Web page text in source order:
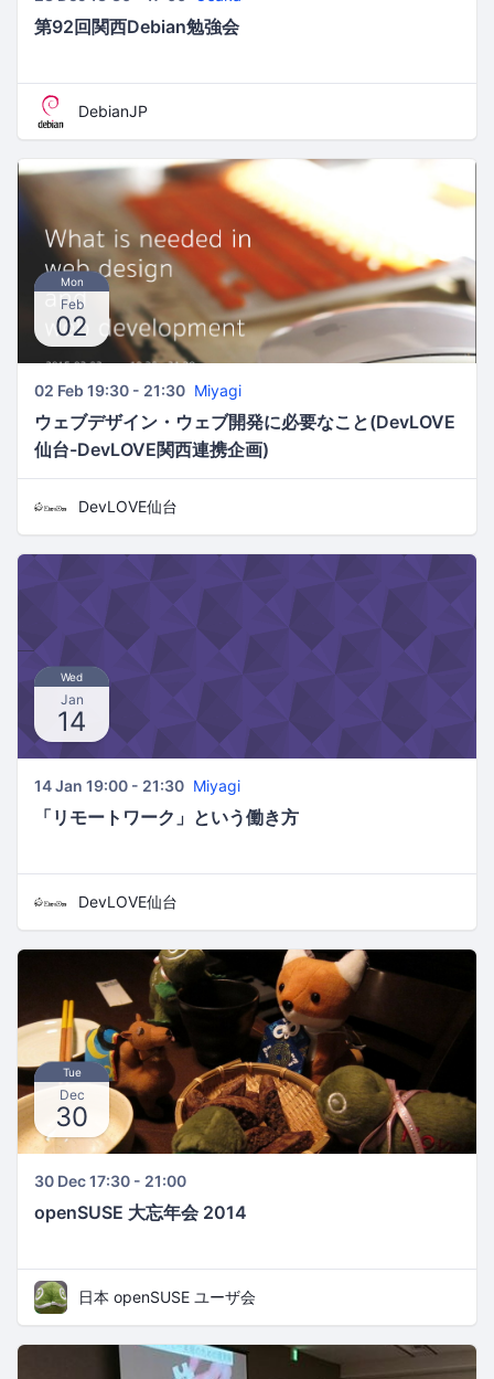
第92回関西Debian勉強会
DebianJP
Mon
Feb
02
02 Feb 19:30 - 21:30 Miyagi
ウェブデザイン・ウェブ開発に必要なこと(DevLOVE
仙台-DevLOVE関西連携企画)
DevLOVE仙台
Wed
Jan
14
14 Jan 19:00 - 21:30 Miyagi
「リモートワーク」という働き方
DevLOVE仙台
Tue
Dec
30
30 Dec 17:30 - 21:00
openSUSE 大忘年会 2014
日本 openSUSE ユーザ会